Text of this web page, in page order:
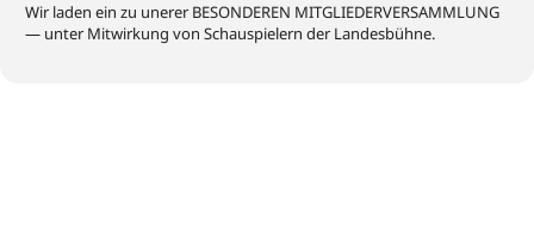
Wir laden ein zu unerer BESONDEREN MITGLIEDERVERSAMMLUNG
— unter Mitwirkung von Schauspielern der Landesbühne.